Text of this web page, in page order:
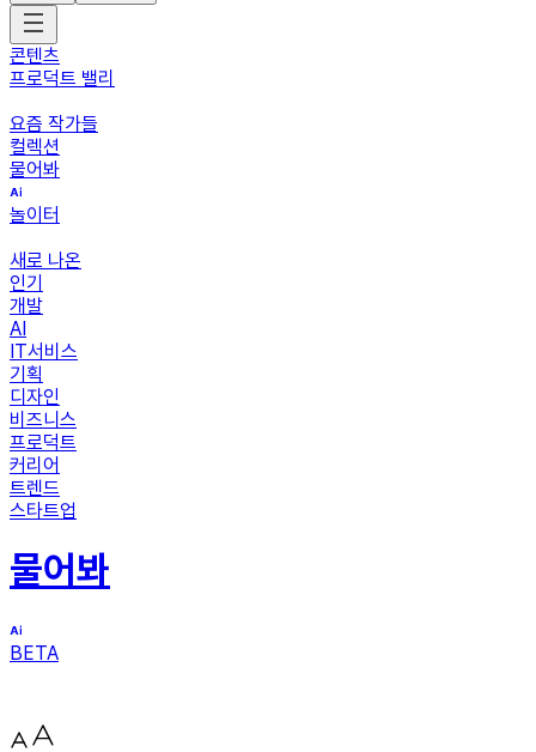
콘텐츠
프로덕트 밸리
요즘 작가들
컬렉션
물어봐
놀이터
새로 나온
인기
개발
AI
IT서비스
기획
디자인
비즈니스
프로덕트
커리어
트렌드
스타트업
물어봐
BETA